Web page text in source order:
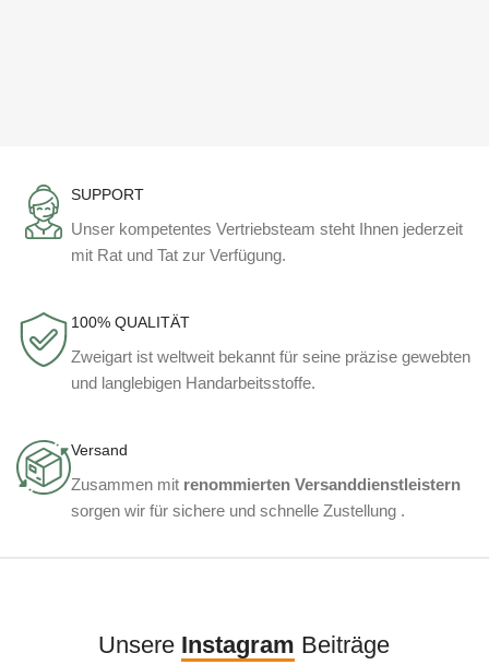
SUPPORT
Unser kompetentes Vertriebsteam steht Ihnen jederzeit
mit Rat und Tat zur Verfügung.
100% QUALITÄT
Zweigart ist weltweit bekannt für seine präzise gewebten
und langlebigen Handarbeitsstoffe.
Versand
Zusammen mit renommierten Versanddienstleistern
sorgen wir für sichere und schnelle Zustellung .
Unsere Instagram Beiträge